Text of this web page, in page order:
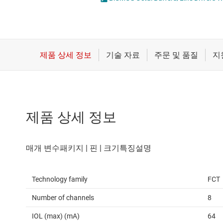
마이크로컨트롤러(MCU) 및 프로세서
전압 변환기 및
제품 상세 정보
Technology family FCT
Number of channels 8
IOL (max) (mA) 64